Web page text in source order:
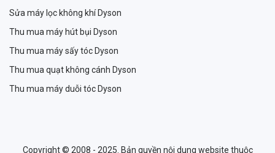
Sửa máy lọc không khí Dyson
Thu mua máy hút bụi Dyson
Thu mua máy sấy tóc Dyson
Thu mua quạt không cánh Dyson
Thu mua máy duỗi tóc Dyson
Copyright © 2008 - 2025. Bản quyền nội dung website thuộc